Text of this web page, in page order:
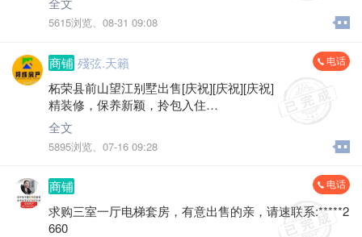
朝向：坐北朝南 边套 日晒采光佳
售价：5×万 首付10 可按揭
5615浏览、 08-31 09:08
商铺 殘弦.天籟 电话
柘荣县前山望江别墅出售[庆祝][庆祝][庆祝]
精装修，保养新颖，拎包入住
户型：八个房间，六个卫生间，2个车库
出让地过户税省，两证在手，随时可过户
邦成房产独家委托：*****9119钥匙
全文
5895浏览、 07-16 09:28
商铺 电话
求购三室一厅电梯套房，有意出售的亲，请速联系:*****2
660